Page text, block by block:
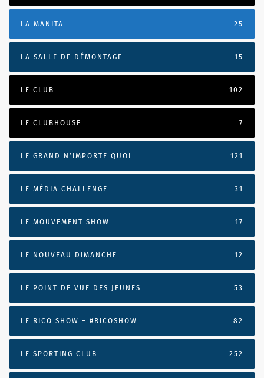
LA MANITA 25
LA SALLE DE DÉMONTAGE 15
LE CLUB 102
LE CLUBHOUSE 7
LE GRAND N’IMPORTE QUOI 121
LE MÉDIA CHALLENGE 31
LE MOUVEMENT SHOW 17
LE NOUVEAU DIMANCHE 12
LE POINT DE VUE DES JEUNES 53
LE RICO SHOW – #RICOSHOW 82
LE SPORTING CLUB 252